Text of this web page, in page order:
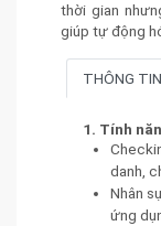
thời gian
giúp tự động
THÔNG
1. Tính
danh,
Nhân
ứng